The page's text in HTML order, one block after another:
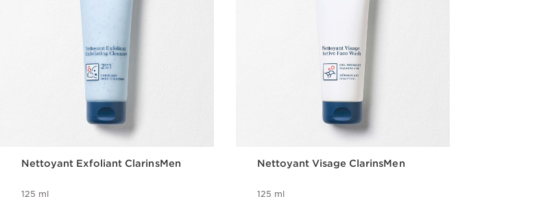
Nettoyant Exfoliant ClarinsMen
125 ml
Nettoyant Visage ClarinsMen
125 ml